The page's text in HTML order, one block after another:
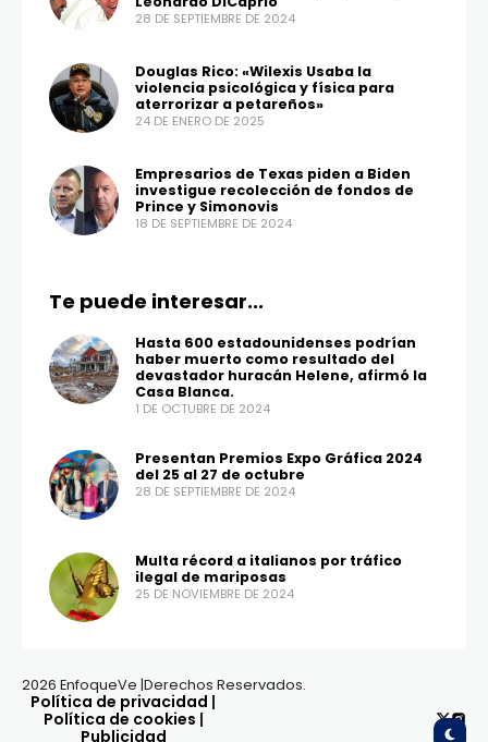
28 DE SEPTIEMBRE DE 2024
Douglas Rico: «Wilexis Usaba la
violencia psicológica y física para
aterrorizar a petareños»
24 DE ENERO DE 2025
Empresarios de Texas piden a Biden
investigue recolección de fondos de
Prince y Simonovis
18 DE SEPTIEMBRE DE 2024
Te puede interesar...
Hasta 600 estadounidenses podrían
haber muerto como resultado del
devastador huracán Helene, afirmó la
Casa Blanca.
1 DE OCTUBRE DE 2024
Presentan Premios Expo Gráfica 2024
del 25 al 27 de octubre
28 DE SEPTIEMBRE DE 2024
Multa récord a italianos por tráfico
ilegal de mariposas
25 DE NOVIEMBRE DE 2024
2026 EnfoqueVe |Derechos Reservados.
Política de privacidad |
Política de cookies |
Publicidad